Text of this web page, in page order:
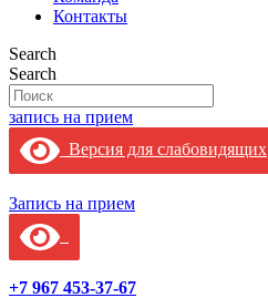
Контакты
Search
Search
запись на прием
Версия для слабовидящих
Запись на прием
+7 967 453-37-67